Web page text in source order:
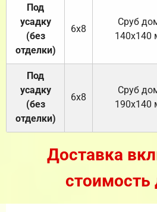
Под
усадку
(без
отделки)
6х8
Cруб
140х140
Под
усадку
(без
отделки)
6х8
Cруб
190х140
Доставка
стоимость